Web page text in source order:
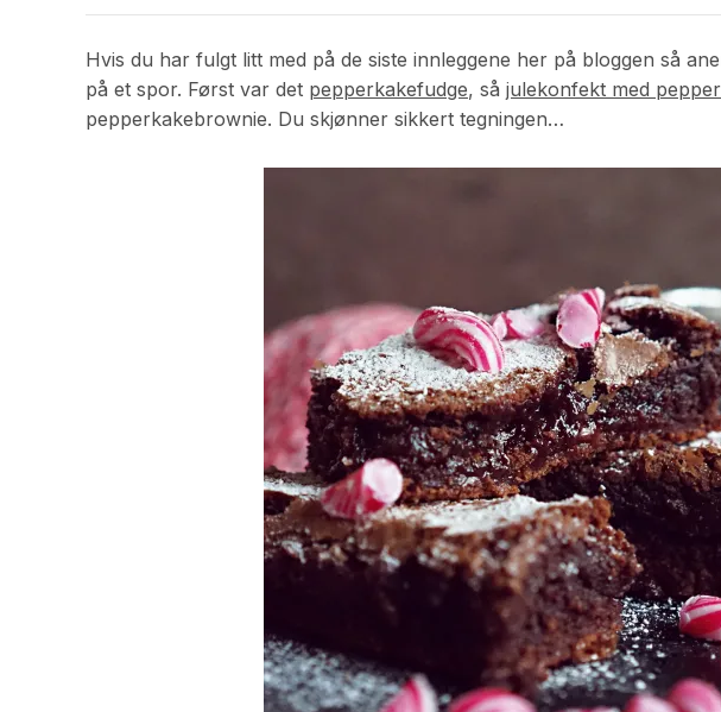
Hvis du har fulgt litt med på de siste innleggene her på bloggen så
på et spor. Først var det pepperkakefudge, så julekonfekt med
pepperkakebrownie. Du skjønner sikkert tegningen…